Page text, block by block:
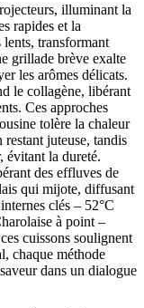
illuminant la
rapides et la
lents, transformant
grillade brève exalte
les arômes délicats.
le collagène, libérant
Ces approches
tolère la chaleur
juteuse, tandis
évitant la dureté.
des effluves de
qui mijote, diffusant
clés – 52°C
à point –
cuissons soulignent
chaque méthode
dans un dialogue